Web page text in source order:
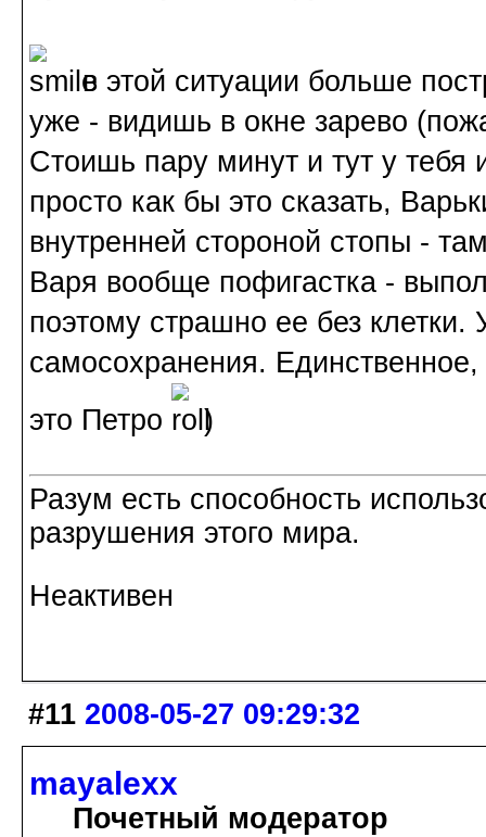
в этой ситуации больше
уже - видишь в окне зарево
Стоишь пару минут и тут у тебя
просто как бы это сказать,
внутренней стороной стопы -
Варя вообще пофигастка -
поэтому страшно ее без клетки.
самосохранения.
это Петро
)
Разум есть способность
разрушения этого мира.
Неактивен
#11 2008-05-27 09:29:32
mayalexx
Почетный модератор